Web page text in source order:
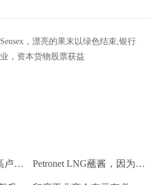
Sensex，漂亮的果末以绿色结束;银行
业，资本货物股票获益
Vedanta唤醒寻求提高卢比。25-30亿卢比 Petronet LNG蘸酱，因为RBI禁令新鲜FII购买